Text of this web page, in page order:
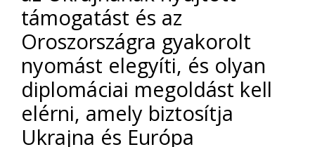
támogatást és az
Oroszországra gyakorolt
nyomást elegyíti, és olyan
diplomáciai megoldást kell
elérni, amely biztosítja
Ukrajna és Európa